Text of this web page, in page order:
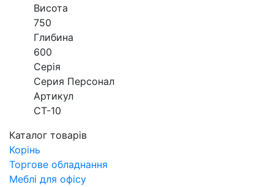
Висота
750
Глибина
600
Серія
Серия Персонал
Артикул
СТ-10
Каталог товарів
Корінь
Торгове обладнання
Меблі для офісу